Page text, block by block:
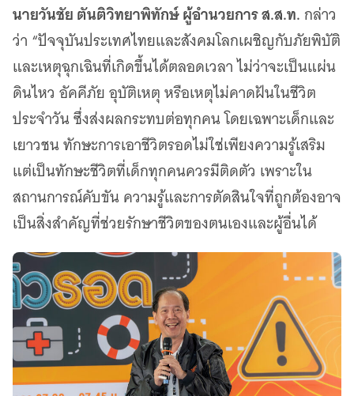
นายวันชัย ตันติวิทยาพิทักษ์ ผู้อำนวยการ ส.ส.ท. กล่าว
ว่า “ปัจจุบันประเทศไทยและสังคมโลกเผชิญกับภัยพิบัติ
และเหตุฉุกเฉินที่เกิดขึ้นได้ตลอดเวลา ไม่ว่าจะเป็นแผ่น
ดินไหว อัคคีภัย อุบัติเหตุ หรือเหตุไม่คาดฝันในชีวิต
ประจำวัน ซึ่งส่งผลกระทบต่อทุกคน โดยเฉพาะเด็กและ
เยาวชน ทักษะการเอาชีวิตรอดไม่ใช่เพียงความรู้เสริม
แต่เป็นทักษะชีวิตที่เด็กทุกคนควรมีติดตัว เพราะใน
สถานการณ์คับขัน ความรู้และการตัดสินใจที่ถูกต้องอาจ
เป็นสิ่งสำคัญที่ช่วยรักษาชีวิตของตนเองและผู้อื่นได้